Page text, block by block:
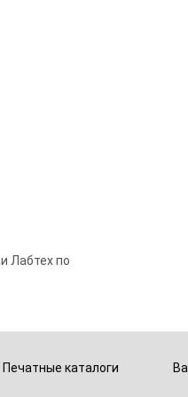
Лабтех по
Печатные каталоги